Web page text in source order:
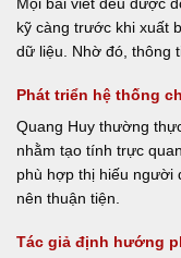
kỹ càng trước khi xuất
dữ liệu. Nhờ đó, thông
Phát triển hệ thống
Quang Huy thường
nhằm tạo tính trực
phù hợp thị hiếu người
nên thuận tiện.
Tác giả định hướng